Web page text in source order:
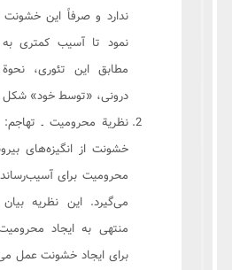
ندارد و صرفاً این خشونت
نمود تا آسیب کمتری به
مطابق این تئوری،
درونی، «توسط خود» شکل
نظریة محرومیت ـ تهاجم:
خشونت از انگیزه‌های
محرومیت برای
می‌گیرد. این نظریه
منتهی به ایجاد
برای ایجاد خشونت عمل